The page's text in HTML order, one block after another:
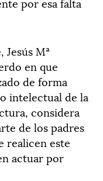
Jesús Mª
en que
de forma
intelectual de la
considera
de los padres
realicen este
actuar por